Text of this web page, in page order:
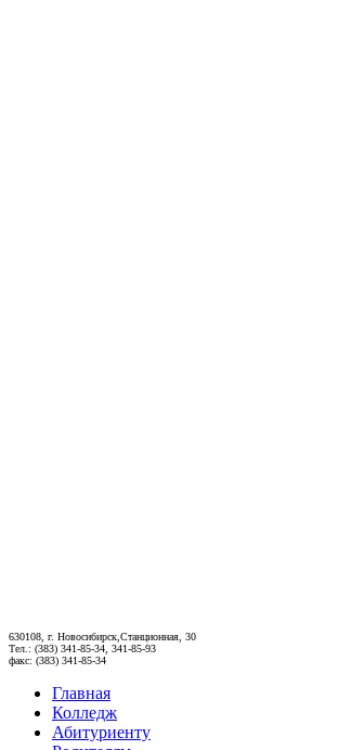
630108, г. Новосибирск,Станционная, 30
Тел.: (383) 341-85-34, 341-85-93
факс: (383) 341-85-34
Главная
Колледж
Абитуриенту